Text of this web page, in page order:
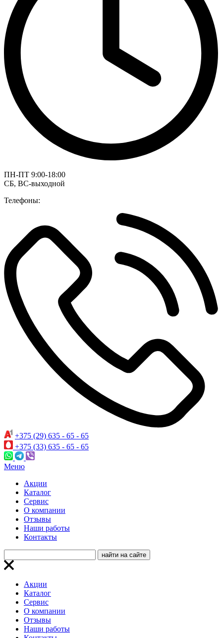
ПН-ПТ 9:00-18:00
СБ, ВС-выходной
Телефоны:
+375 (29) 635 - 65 - 65
+375 (33) 635 - 65 - 65
Меню
Акции
Каталог
Сервис
О компании
Отзывы
Наши работы
Контакты
Акции
Каталог
Сервис
О компании
Отзывы
Наши работы